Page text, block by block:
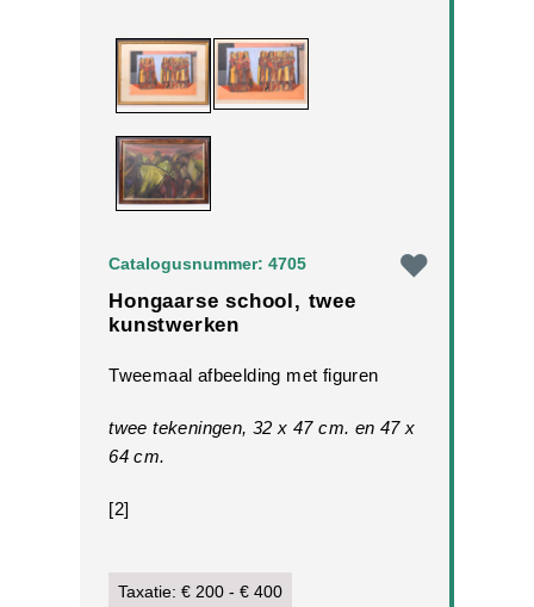
Catalogusnummer: 4705
Hongaarse school, twee
kunstwerken
Tweemaal afbeelding met figuren
twee tekeningen, 32 x 47 cm. en 47 x
64 cm.
[2]
Taxatie: € 200 - € 400